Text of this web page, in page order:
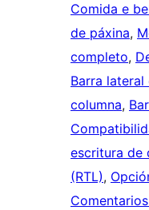
Comida e
de páxina,
completo,
Barra lateral
columna,
escritura de
(RTL),